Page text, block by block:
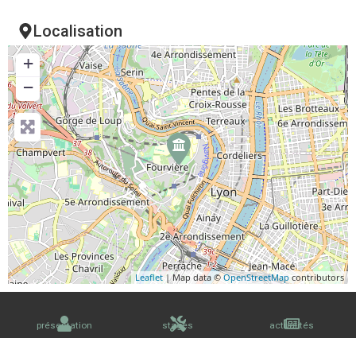
Localisation
+
−
Leaflet| Map data ©OpenStreetMap contributors
présentation stages actualités